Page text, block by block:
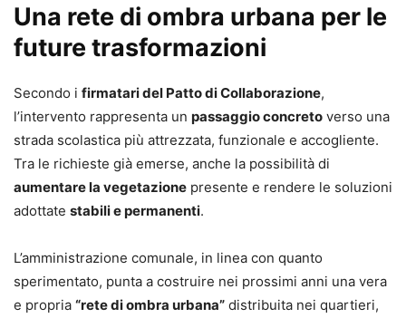
Una rete di ombra urbana per le
future trasformazioni
Secondo i firmatari del Patto di Collaborazione,
l’intervento rappresenta un passaggio concreto verso una
strada scolastica più attrezzata, funzionale e accogliente.
Tra le richieste già emerse, anche la possibilità di
aumentare la vegetazione presente e rendere le soluzioni
adottate stabili e permanenti.
L’amministrazione comunale, in linea con quanto
sperimentato, punta a costruire nei prossimi anni una vera
e propria “rete di ombra urbana” distribuita nei quartieri,